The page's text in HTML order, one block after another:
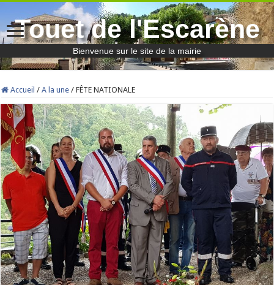
Touet de l'Escarène
Bienvenue sur le site de la mairie
Accueil / A la une / FÊTE NATIONALE